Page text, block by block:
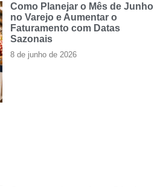
Como Planejar o Mês de Junho
no Varejo e Aumentar o
Faturamento com Datas
Sazonais
8 de junho de 2026